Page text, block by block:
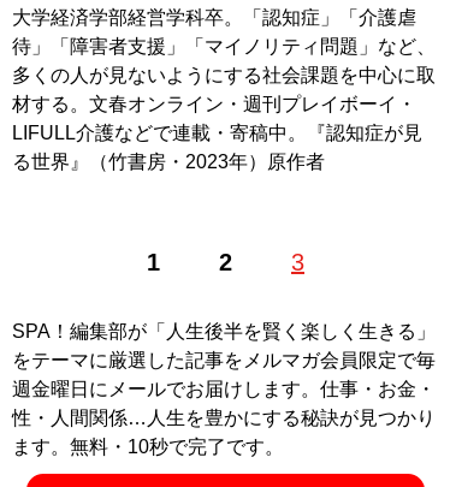
大学経済学部経営学科卒。「認知症」「介護虐
待」「障害者支援」「マイノリティ問題」など、
多くの人が見ないようにする社会課題を中心に取
材する。文春オンライン・週刊プレイボーイ・
LIFULL介護などで連載・寄稿中。『認知症が見
る世界』（竹書房・2023年）原作者
1 2 3
SPA！編集部が「人生後半を賢く楽しく生きる」
をテーマに厳選した記事をメルマガ会員限定で毎
週金曜日にメールでお届けします。仕事・お金・
性・人間関係…人生を豊かにする秘訣が見つかり
ます。無料・10秒で完了です。